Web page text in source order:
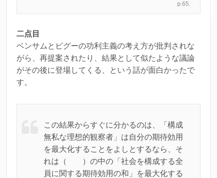
p.65.
二点目
ベンサムとピグーの功利主義の考え方が批判されな
がら、再提案されたり、結果として似たような議論
がその後に登場してくる、という話が面白かったで
す。
この結果からすぐに分かるのは、「構成
無私な理想的観察者」は自分の期待効用
を最大化することをよしとするなら、そ
れは（ ）の中の「社会を構成する全
員に関する期待効用の和」を最大化する